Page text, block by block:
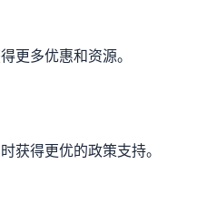
更多优惠和资源。
获得更优的政策支持。